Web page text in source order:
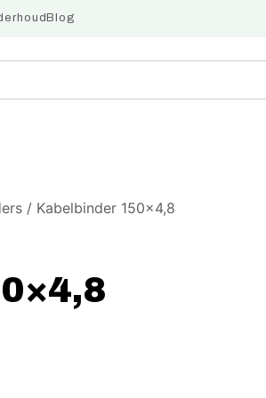
Blog
/ Kabelbinder 150×4,8